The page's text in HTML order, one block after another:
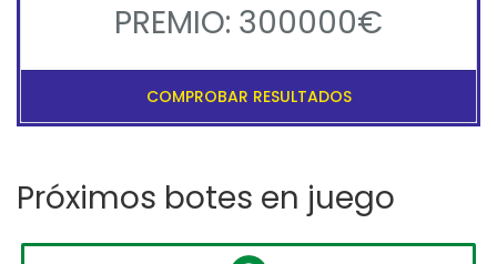
PREMIO: 300000€
COMPROBAR RESULTADOS
Próximos botes en juego